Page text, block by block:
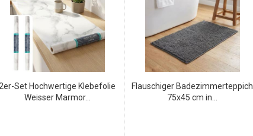
2er-Set Hochwertige Klebefolie
Weisser Marmor...
Flauschiger Badezimmerteppich
75x45 cm in...